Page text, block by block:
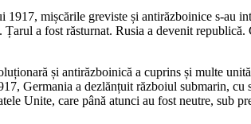
1917, mișcările greviste și antirăzboinice s-au
a fost răsturnat. Rusia a devenit
și antirăzboinică a cuprins și multe
Germania a dezlănțuit războiul submarin,
Unite, care până atunci au fost neutre, sub